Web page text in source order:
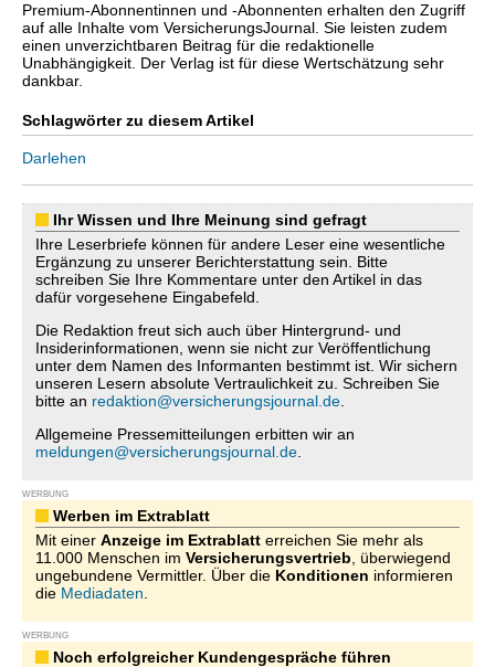
Premium-Abonnentinnen und -Abonnenten erhalten den Zugriff
auf alle Inhalte vom VersicherungsJournal. Sie leisten zudem
einen unverzichtbaren Beitrag für die redaktionelle
Unabhängigkeit. Der Verlag ist für diese Wertschätzung sehr
dankbar.
Schlagwörter zu diesem Artikel
Darlehen
Ihr Wissen und Ihre Meinung sind gefragt
Ihre Leserbriefe können für andere Leser eine wesentliche
Ergänzung zu unserer Berichterstattung sein. Bitte
schreiben Sie Ihre Kommentare unter den Artikel in das
dafür vorgesehene Eingabefeld.
Die Redaktion freut sich auch über Hintergrund- und
Insiderinformationen, wenn sie nicht zur Veröffentlichung
unter dem Namen des Informanten bestimmt ist. Wir sichern
unseren Lesern absolute Vertraulichkeit zu. Schreiben Sie
bitte an redaktion@versicherungsjournal.de
Allgemeine Pressemitteilungen erbitten wir an
meldungen@versicherungsjournal.de
WERBUNG
Werben im Extrablatt
Mit einer Anzeige im Extrablatt erreichen Sie mehr als
11.000 Menschen im Versicherungsvertrieb , überwiegend
ungebundene Vermittler. Über die Konditionen informieren
die Mediadaten
WERBUNG
Noch erfolgreicher Kundengespräche führen